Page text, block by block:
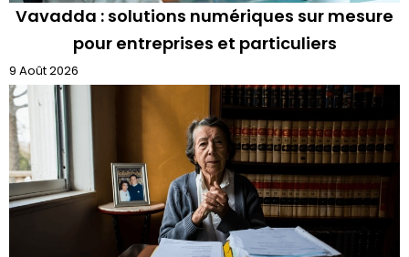
Vavadda : solutions numériques sur mesure
pour entreprises et particuliers
9 Août 2026